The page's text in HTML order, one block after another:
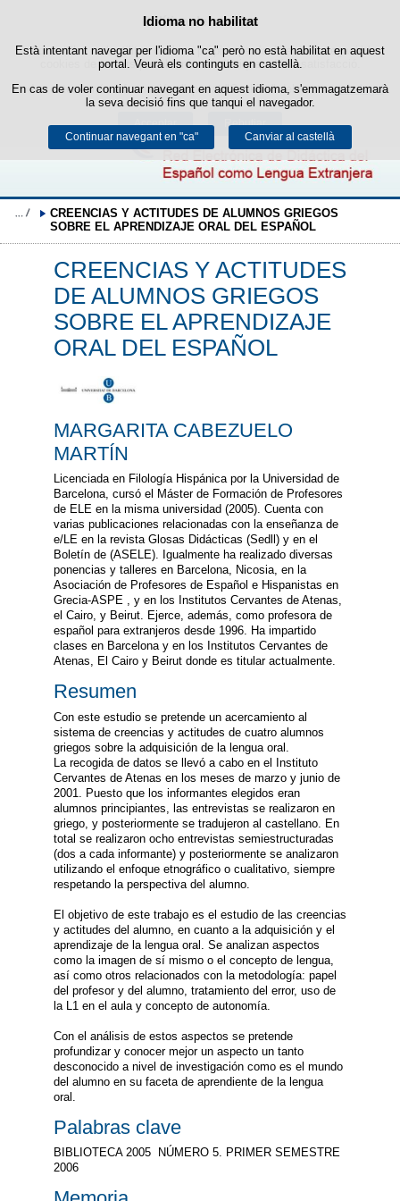
Política de cookies
Aquest lloc web utilitza cookies pròpies per facilitar la navegació i
cookies de tercers per obtenir estadístiques d'ús i satisfacció.
Podeu obtenir més informació a l'apartat "Cookies" del nostreavís legal.
Acceptar Rebutjar
Idioma no habilitat
Està intentant navegar per l'idioma "ca" però no està habilitat en aquest
portal. Veurà els continguts en castellà.
En cas de voler continuar navegant en aquest idioma, s'emmagatzemarà
la seva decisió fins que tanqui el navegador.
Continuar navegant en "ca" Canviar al castellà
Passar al contingut
CREENCIAS Y ACTITUDES DE ALUMNOS GRIEGOS
SOBRE EL APRENDIZAJE ORAL DEL ESPAÑOL
CREENCIAS Y ACTITUDES
DE ALUMNOS GRIEGOS
SOBRE EL APRENDIZAJE
ORAL DEL ESPAÑOL
MARGARITA CABEZUELO
MARTÍN
Licenciada en Filología Hispánica por la Universidad de
Barcelona, cursó el Máster de Formación de Profesores
de ELE en la misma universidad (2005). Cuenta con
varias publicaciones relacionadas con la enseñanza de
e/LE en la revista Glosas Didácticas (Sedll) y en el
Boletín de (ASELE). Igualmente ha realizado diversas
ponencias y talleres en Barcelona, Nicosia, en la
Asociación de Profesores de Español e Hispanistas en
Grecia-ASPE , y en los Institutos Cervantes de Atenas,
el Cairo, y Beirut. Ejerce, además, como profesora de
español para extranjeros desde 1996. Ha impartido
clases en Barcelona y en los Institutos Cervantes de
Atenas, El Cairo y Beirut donde es titular actualmente.
Resumen
Con este estudio se pretende un acercamiento al
sistema de creencias y actitudes de cuatro alumnos
griegos sobre la adquisición de la lengua oral.
La recogida de datos se llevó a cabo en el Instituto
Cervantes de Atenas en los meses de marzo y junio de
2001. Puesto que los informantes elegidos eran
alumnos principiantes, las entrevistas se realizaron en
griego, y posteriormente se tradujeron al castellano. En
total se realizaron ocho entrevistas semiestructuradas
(dos a cada informante) y posteriormente se analizaron
utilizando el enfoque etnográfico o cualitativo, siempre
respetando la perspectiva del alumno.
El objetivo de este trabajo es el estudio de las creencias
y actitudes del alumno, en cuanto a la adquisición y el
aprendizaje de la lengua oral. Se analizan aspectos
como la imagen de sí mismo o el concepto de lengua,
así como otros relacionados con la metodología: papel
del profesor y del alumno, tratamiento del error, uso de
la L1 en el aula y concepto de autonomía.
Con el análisis de estos aspectos se pretende
profundizar y conocer mejor un aspecto un tanto
desconocido a nivel de investigación como es el mundo
del alumno en su faceta de aprendiente de la lengua
oral.
Palabras clave
BIBLIOTECA 2005  NÚMERO 5. PRIMER SEMESTRE
2006